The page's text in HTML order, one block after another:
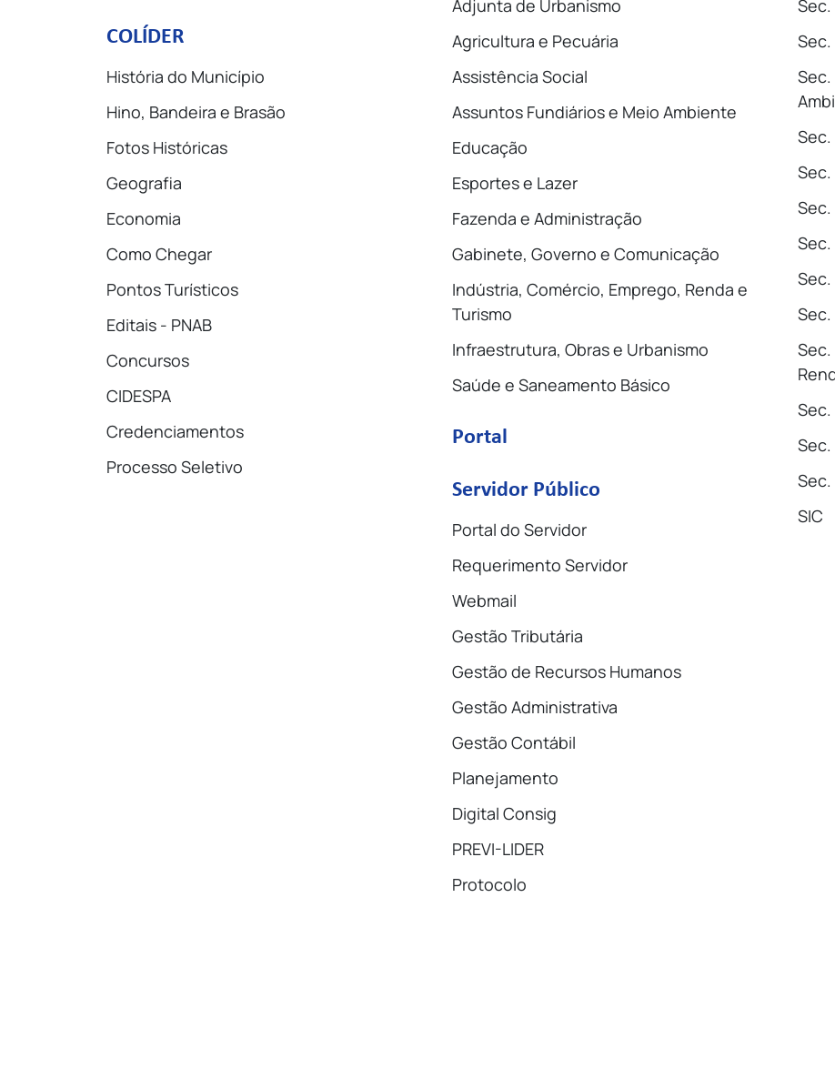
COLÍDER
História do Município
Hino, Bandeira e Brasão
Fotos Históricas
Geografia
Economia
Como Chegar
Pontos Turísticos
Editais - PNAB
Concursos
CIDESPA
Credenciamentos
Processo Seletivo
Adjunta de Urbanismo
Agricultura e Pecuária
Assistência Social
Assuntos Fundiários e Meio Ambiente
Educação
Esportes e Lazer
Fazenda e Administração
Gabinete, Governo e Comunicação
Indústria, Comércio, Emprego, Renda e
Turismo
Infraestrutura, Obras e Urbanismo
Saúde e Saneamento Básico
Portal
Servidor Público
Portal do Servidor
Requerimento Servidor
Webmail
Gestão Tributária
Gestão de Recursos Humanos
Gestão Administrativa
Gestão Contábil
Planejamento
Digital Consig
PREVI-LIDER
Protocolo
Sec.
SIC